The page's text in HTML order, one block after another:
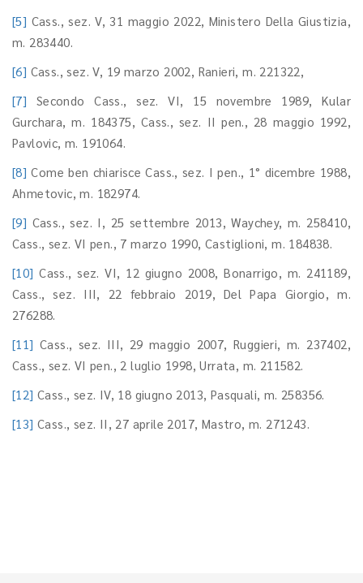
[5] Cass., sez. V, 31 maggio 2022, Ministero Della Giustizia,
m. 283440.
[6] Cass., sez. V, 19 marzo 2002, Ranieri, m. 221322,
[7] Secondo Cass., sez. VI, 15 novembre 1989, Kular
Gurchara, m. 184375, Cass., sez. II pen., 28 maggio 1992,
Pavlovic, m. 191064.
[8] Come ben chiarisce Cass., sez. I pen., 1° dicembre 1988,
Ahmetovic, m. 182974.
[9] Cass., sez. I, 25 settembre 2013, Waychey, m. 258410,
Cass., sez. VI pen., 7 marzo 1990, Castiglioni, m. 184838.
[10] Cass., sez. VI, 12 giugno 2008, Bonarrigo, m. 241189,
Cass., sez. III, 22 febbraio 2019, Del Papa Giorgio, m.
276288.
[11] Cass., sez. III, 29 maggio 2007, Ruggieri, m. 237402,
Cass., sez. VI pen., 2 luglio 1998, Urrata, m. 211582.
[12] Cass., sez. IV, 18 giugno 2013, Pasquali, m. 258356.
[13] Cass., sez. II, 27 aprile 2017, Mastro, m. 271243.